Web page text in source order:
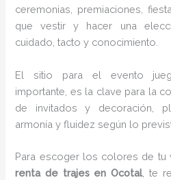
ceremonias, premiaciones,
que vestir y hacer una
cuidado, tacto y conocimiento.
El sitio para el evento
importante, es la clave para la
de invitados y decoración,
armonía y fluidez según lo
Para escoger los colores de tu
renta de trajes en Ocotal, te